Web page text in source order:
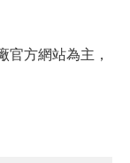
方網站為主，